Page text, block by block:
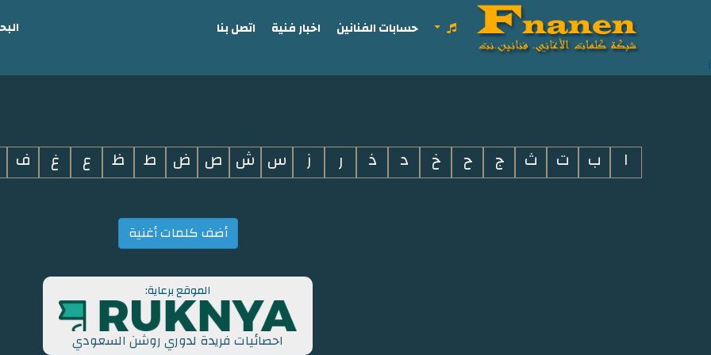
i
حسابات الفنانين اخبار فنية اتصل بنا
ا ب ت ث ج ح خ د ذ ر ز س ش ص ض ط ظ ع غ ف
أضف كلمات أغنية
الموقع برعاية:
احصائيات فريدة لدوري روشن السعودي